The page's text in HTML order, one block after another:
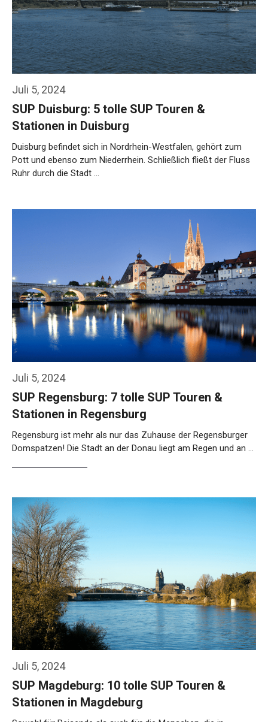
Juli 5, 2024
SUP Duisburg: 5 tolle SUP Touren &
Stationen in Duisburg
Duisburg befindet sich in Nordrhein-Westfalen, gehört zum
Pott und ebenso zum Niederrhein. Schließlich fließt der Fluss
Ruhr durch die Stadt …
Juli 5, 2024
SUP Regensburg: 7 tolle SUP Touren &
Stationen in Regensburg
Regensburg ist mehr als nur das Zuhause der Regensburger
Domspatzen! Die Stadt an der Donau liegt am Regen und an …
Juli 5, 2024
SUP Magdeburg: 10 tolle SUP Touren &
Stationen in Magdeburg